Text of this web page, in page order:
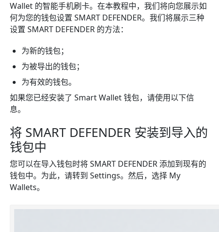
Wallet 的智能手机刷卡。在本教程中，我们将向您展示如
何为您的钱包设置 SMART DEFENDER。我们将展示三种
设置 SMART DEFENDER 的方法：
为新的钱包；
为被导出的钱包；
为有效的钱包。
如果您已经安装了 Smart Wallet 钱包，请使用以下信
息。
将 SMART DEFENDER 安装到导入的
钱包中
您可以在导入钱包时将 SMART DEFENDER 添加到现有的
钱包中。为此，请转到 Settings。然后，选择 My
Wallets。